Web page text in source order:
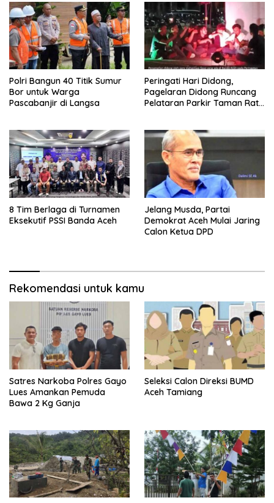
Polri Bangun 40 Titik Sumur
Bor untuk Warga
Pascabanjir di Langsa
Peringati Hari Didong,
Pagelaran Didong Runcang
Pelataran Parkir Taman Ratu
8 Tim Berlaga di Turnamen
Eksekutif PSSI Banda Aceh
Jelang Musda, Partai
Demokrat Aceh Mulai Jaring
Calon Ketua DPD
Rekomendasi untuk kamu
Satres Narkoba Polres Gayo
Lues Amankan Pemuda
Bawa 2 Kg Ganja
Seleksi Calon Direksi BUMD
Aceh Tamiang